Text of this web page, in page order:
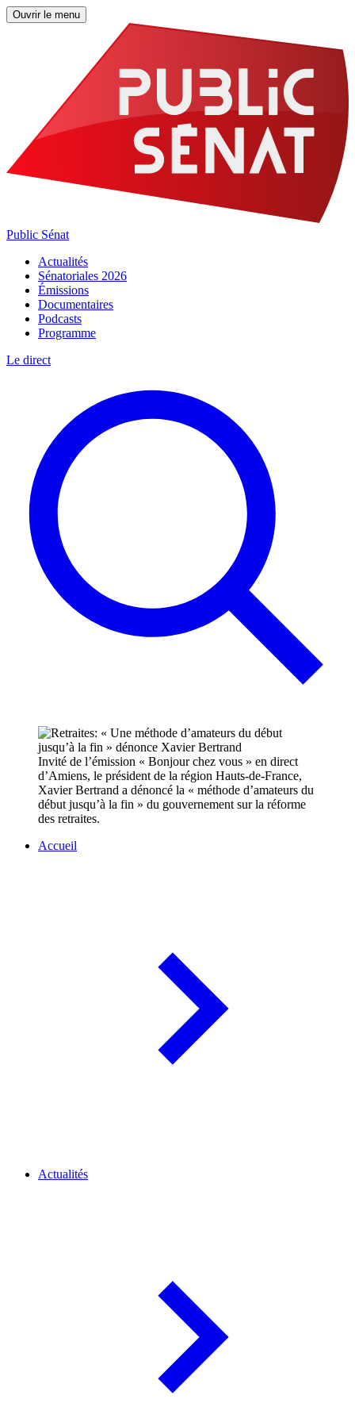
Ouvrir le menu
Public Sénat
Actualités
Sénatoriales 2026
Émissions
Documentaires
Podcasts
Programme
Le direct
Invité de l’émission « Bonjour chez vous » en direct
d’Amiens, le président de la région Hauts-de-France,
Xavier Bertrand a dénoncé la « méthode d’amateurs du
début jusqu’à la fin » du gouvernement sur la réforme
des retraites.
Accueil
Actualités